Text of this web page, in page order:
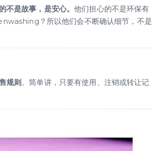
不是故事，是安心。他们担心的不是环保有
？所以他们会不断确认细节，不是
规则。简单讲，只要有使用、注销或转让记